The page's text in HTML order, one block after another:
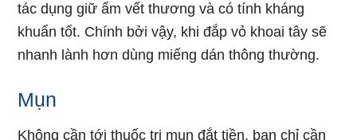
tác dụng giữ ẩm vết thương và có tính kháng
khuẩn tốt. Chính bởi vậy, khi đắp vỏ khoai tây sẽ
nhanh lành hơn dùng miếng dán thông thường.
Mụn
Không cần tới thuốc trị mụn đắt tiền, bạn chỉ cần